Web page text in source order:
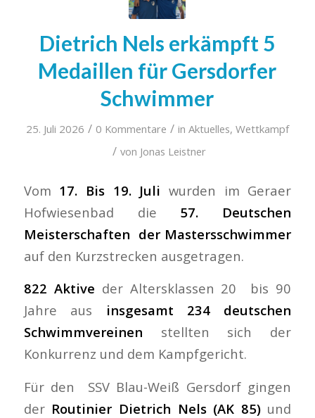
Dietrich Nels erkämpft 5
Medaillen für Gersdorfer
Schwimmer
25. Juli 2026 / 0 Kommentare / in Aktuelles, Wettkampf
/ von Jonas Leistner
Vom 17. Bis 19. Juli wurden im Geraer
Hofwiesenbad die 57. Deutschen
Meisterschaften der Mastersschwimmer
auf den Kurzstrecken ausgetragen.
822 Aktive der Altersklassen 20 bis 90
Jahre aus insgesamt 234 deutschen
Schwimmvereinen stellten sich der
Konkurrenz und dem Kampfgericht.
Für den SSV Blau-Weiß Gersdorf gingen
der Routinier Dietrich Nels (AK 85)und